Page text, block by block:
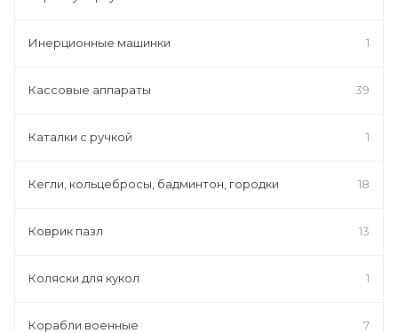
Инерционные машинки 1
Кассовые аппараты 39
Каталки с ручкой 1
Кегли, кольцебросы, бадминтон, городки 18
Коврик пазл 13
Коляски для кукол 1
Корабли военные 7